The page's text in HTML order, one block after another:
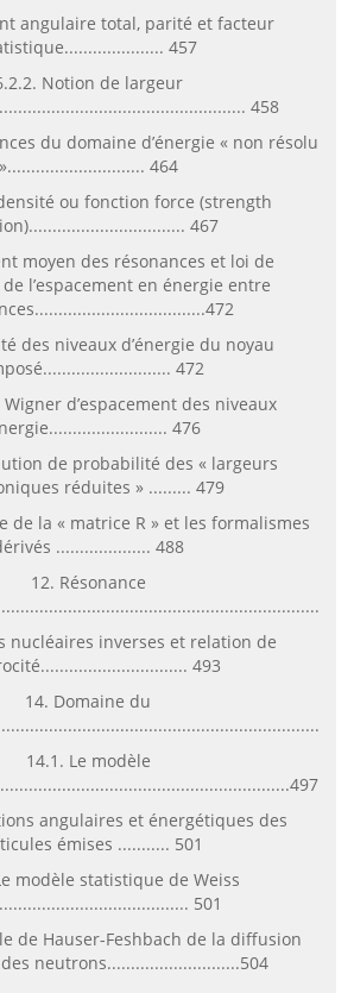
angulaire total, parité et facteur
457
Notion de largeur
458
du domaine d’énergie « non résolu
»............................. 464
ou fonction force (strength
467
moyen des résonances et loi de
l’espacement en énergie entre
des niveaux d’énergie du noyau
472
d’espacement des niveaux
476
de probabilité des « largeurs
réduites » ......... 479
de la « matrice R » et les formalismes
.................... 488
12. Résonance
nucléaires inverses et relation de
493
14. Domaine du
14.1. Le modèle
angulaires et énergétiques des
émises ........... 501
modèle statistique de Weiss
501
de Hauser-Feshbach de la diffusion
neutrons............................504